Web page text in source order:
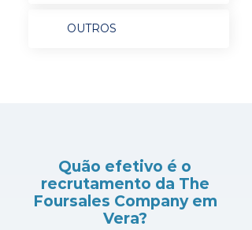
OUTROS
Quão efetivo é o
recrutamento da The
Foursales Company em
Vera?